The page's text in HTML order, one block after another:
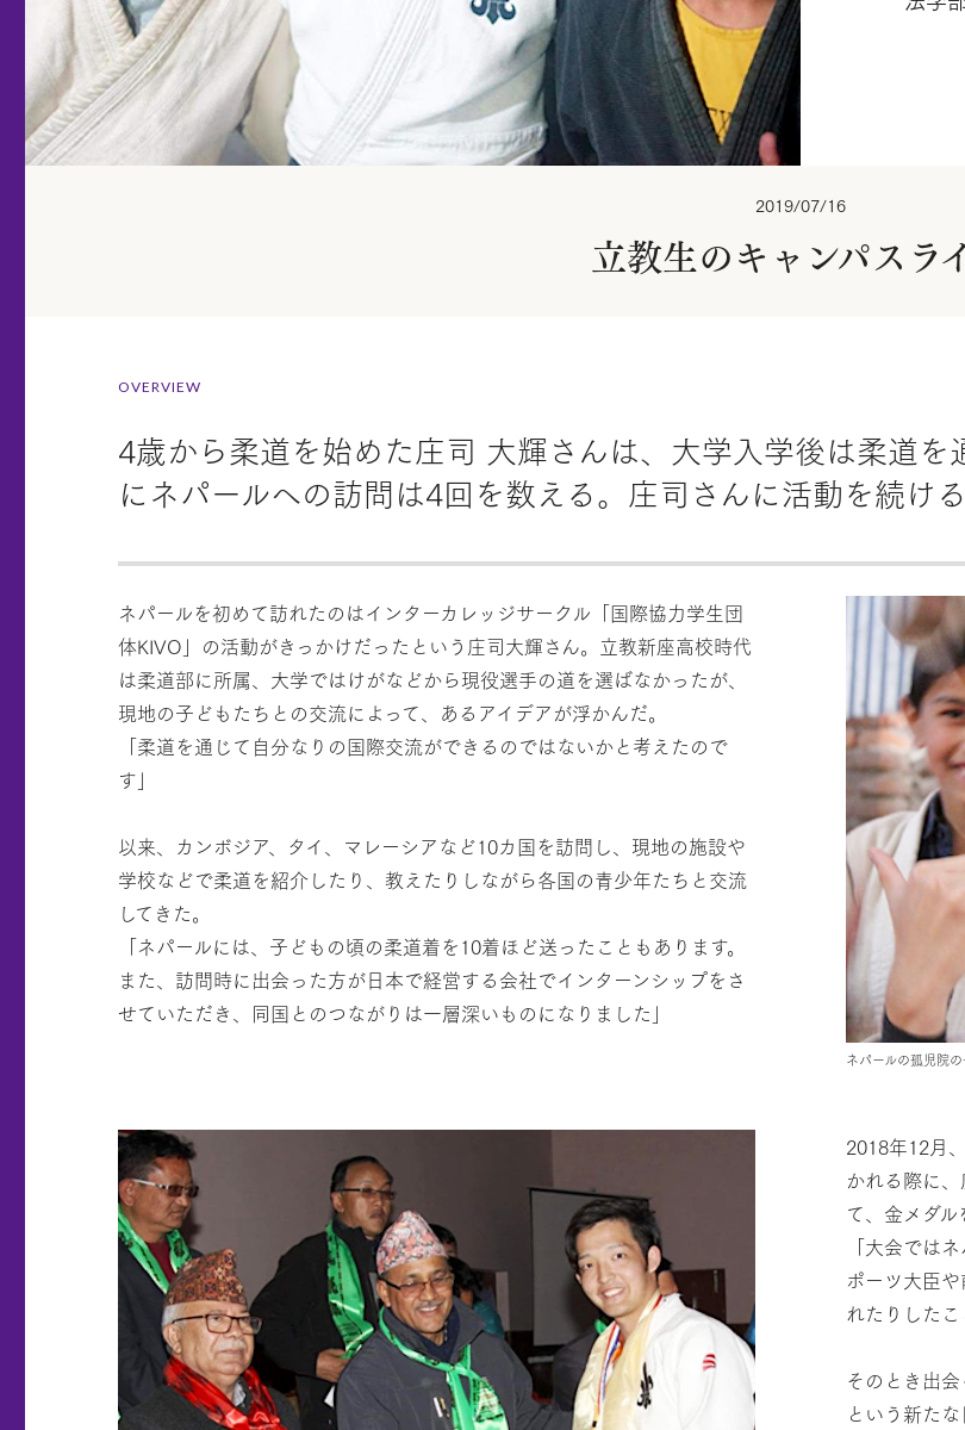
2019/07/16
立教生のキャンパスラ
OVERVIEW
4歳から柔道を始めた庄司 大輝さんは、大学入学後は柔道
にネパールへの訪問は4回を数える。庄司さんに活動を続け
ネパールの孤児院
ネパールを初めて訪れたのはインターカレッジサークル「国際協力学生団
体KIVO」の活動がきっかけだったという庄司大輝さん。立教新座高校時代
は柔道部に所属、大学ではけがなどから現役選手の道を選ばなかったが、
現地の子どもたちとの交流によって、あるアイデアが浮かんだ。
「柔道を通じて自分なりの国際交流ができるのではないかと考えたので
す」
以来、カンボジア、タイ、マレーシアなど10カ国を訪問し、現地の施設や
学校などで柔道を紹介したり、教えたりしながら各国の青少年たちと交流
してきた。
「ネパールには、子どもの頃の柔道着を10着ほど送ったこともあります。
また、訪問時に出会った方が日本で経営する会社でインターンシップをさ
せていただき、同国とのつながりは一層深いものになりました」
2018年12月
かれる際に
て、金メダル
「大会では
ポーツ大臣
れたりしたこ
そのとき出
という新たな